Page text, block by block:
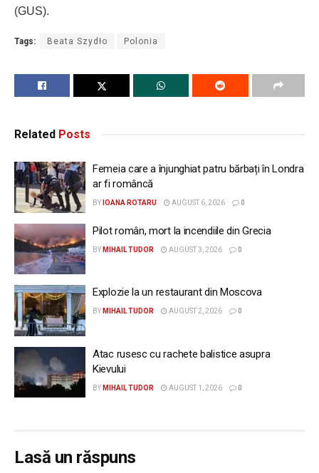
(GUS).
Tags: Beata Szydło Polonia
Related Posts
Femeia care a înjunghiat patru bărbați în Londra
ar fi româncă
BY IOANA ROTARU AUGUST 6, 2026 0
Pilot român, mort la incendiile din Grecia
BY MIHAIL TUDOR AUGUST 3, 2026 0
Explozie la un restaurant din Moscova
BY MIHAIL TUDOR AUGUST 2, 2026 0
Atac rusesc cu rachete balistice asupra
Kievului
BY MIHAIL TUDOR AUGUST 1, 2026 0
Lasă un răspuns